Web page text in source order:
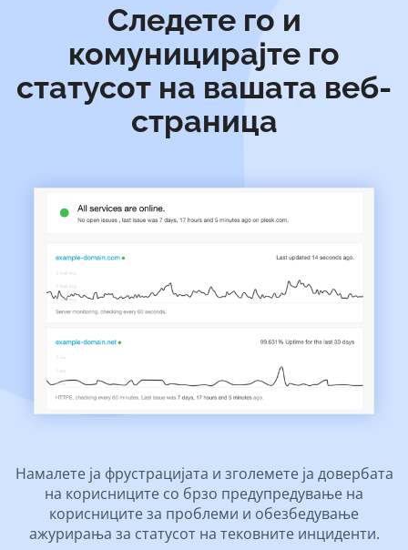
Следете го и
комуницирајте го
статусот на вашата веб-
страница
Намалете ја фрустрацијата и зголемете ја довербата
на корисниците со брзо предупредување на
корисниците за проблеми и обезбедување
ажурирања за статусот на тековните инциденти.